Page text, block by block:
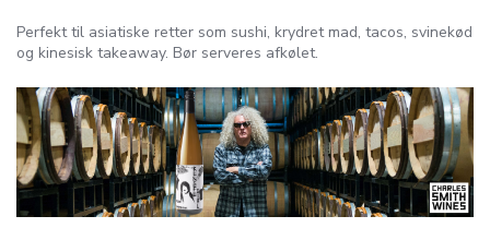
Perfekt til asiatiske retter som sushi, krydret mad, tacos, svinekød
og kinesisk takeaway. Bør serveres afkølet.